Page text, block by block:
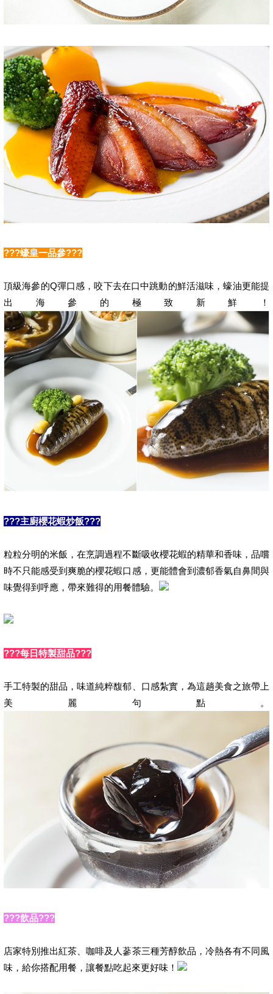
???蠔皇一品參???
頂級海參的Q彈口感，咬下去在口中跳動的鮮活滋味，蠔油更能提
出海參的極致新鮮！
???主廚櫻花蝦炒飯???
粒粒分明的米飯，在烹調過程不斷吸收櫻花蝦的精華和香味，品嚐
時不只能感受到爽脆的櫻花蝦口感，更能體會到濃郁香氣自鼻間與
味覺得到呼應，帶來難得的用餐體驗。
???每日特製甜品???
手工特製的甜品，味道純粹馥郁、口感紮實，為這趟美食之旅帶上
美麗句點。
???飲品???
店家特別推出紅茶、咖啡及人蔘茶三種芳醇飲品，冷熱各有不同風
味，給你搭配用餐，讓餐點吃起來更好味！